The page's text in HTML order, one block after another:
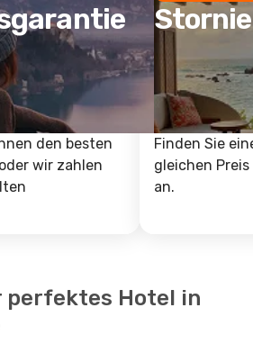
den besten
wir zahlen
Finden Sie
gleichen
an.
perfektes Hotel in